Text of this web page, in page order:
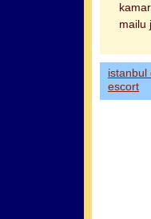
mailu
istanbul
escort